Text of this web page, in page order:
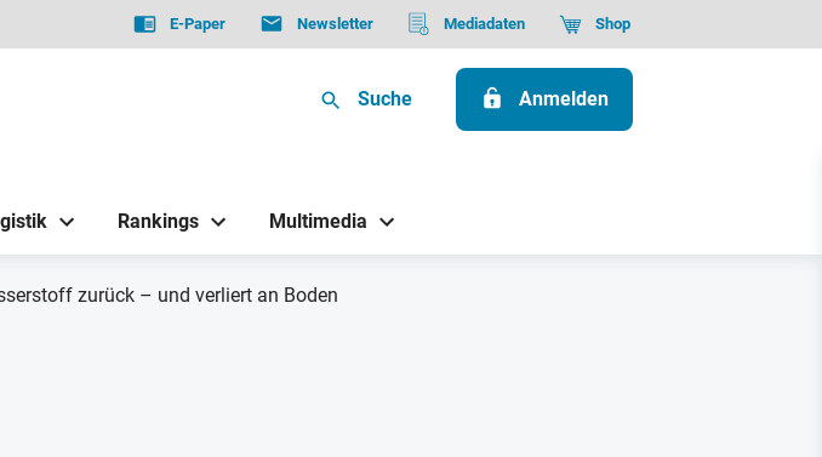
E-Paper Newsletter Mediadaten Shop
Suche Anmelden
Rankings Multimedia
zurück – und verliert an Boden